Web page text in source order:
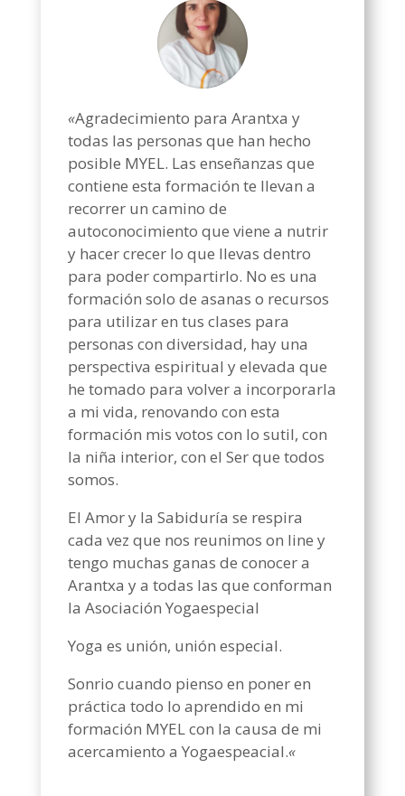
«Agradecimiento para Arantxa y
todas las personas que han hecho
posible MYEL. Las enseñanzas que
contiene esta formación te llevan a
recorrer un camino de
autoconocimiento que viene a nutrir
y hacer crecer lo que llevas dentro
para poder compartirlo. No es una
formación solo de asanas o recursos
para utilizar en tus clases para
personas con diversidad, hay una
perspectiva espiritual y elevada que
he tomado para volver a incorporarla
a mi vida, renovando con esta
formación mis votos con lo sutil, con
la niña interior, con el Ser que todos
somos.
El Amor y la Sabiduría se respira
cada vez que nos reunimos on line y
tengo muchas ganas de conocer a
Arantxa y a todas las que conforman
la Asociación Yogaespecial
Yoga es unión, unión especial.
Sonrio cuando pienso en poner en
práctica todo lo aprendido en mi
formación MYEL con la causa de mi
acercamiento a Yogaespeacial.«